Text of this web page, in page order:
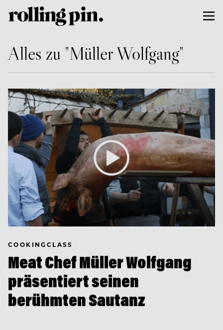
Alles zu "Müller Wolfgang"
COOKINGCLASS
Meat Chef Müller Wolfgang
präsentiert seinen
berühmten Sautanz